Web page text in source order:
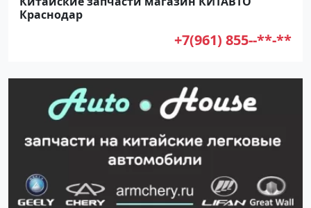
Краснодар
+7(961) 855--**-**